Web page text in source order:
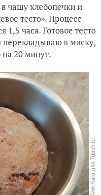
чашу хлебопечки и
тесто». Процесс
1,5 часа. Готовое тесто
перекладываю в миску,
20 минут.